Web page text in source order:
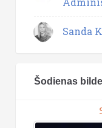
Sanda
Šodienas bilde